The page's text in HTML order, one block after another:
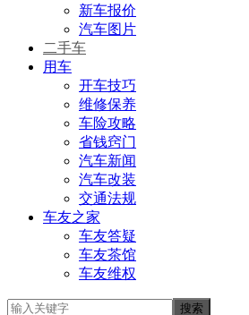
新车报价
汽车图片
二手车
用车
开车技巧
维修保养
车险攻略
省钱窍门
汽车新闻
汽车改装
交通法规
车友之家
车友答疑
车友茶馆
车友维权